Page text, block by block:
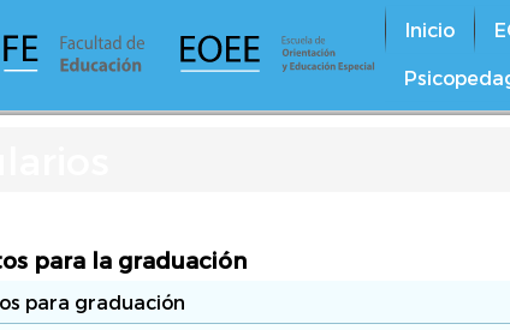
Inicio
para la graduación
para graduación